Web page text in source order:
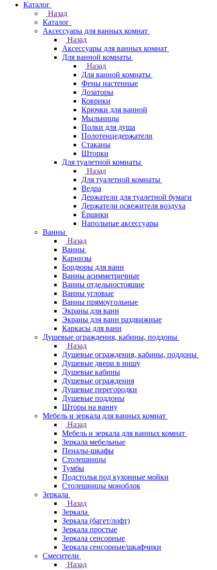
Каталог
Назад
Каталог
Аксессуары для ванных комнат
Назад
Аксессуары для ванных комнат
Для ванной комнаты
Назад
Для ванной комнаты
Фены настенные
Дозаторы
Коврики
Крючки для ванной
Мыльницы
Полки для душа
Полотенцедержатели
Стаканы
Шторки
Для туалетной комнаты
Назад
Для туалетной комнаты
Ведра
Держатели для туалетной бумаги
Держатели освежителя воздуха
Ёршики
Напольные аксессуары
Ванны
Назад
Ванны
Карнизы
Бордюры для ванн
Ванны асимметричные
Ванны отдельностоящие
Ванны угловые
Ванны прямоугольные
Экраны для ванн
Экраны для ванн раздвижные
Каркасы для ванн
Душевые ограждения, кабины, поддоны
Назад
Душевые ограждения, кабины, поддоны
Душевые двери в нишу
Душевые кабины
Душевые ограждения
Душевые перегородки
Душевые поддоны
Шторы на ванну
Мебель и зеркала для ванных комнат
Назад
Мебель и зеркала для ванных комнат
Зеркала мебельные
Пеналы-шкафы
Столешницы
Тумбы
Подстолья под кухонные мойки
Столешницы моноблок
Зеркала
Назад
Зеркала
Зеркала (багет/лофт)
Зеркала простые
Зеркала сенсорные
Зеркала сенсорные/шкафчики
Смесители
Назад